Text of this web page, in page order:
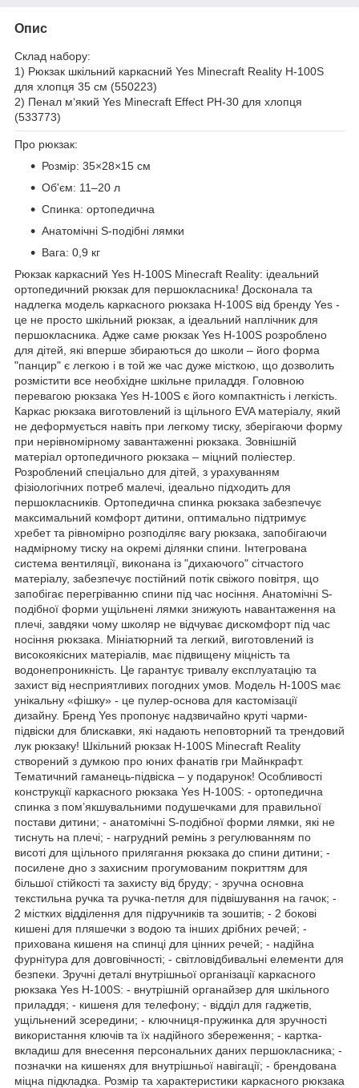
Опис
Склад набору:
1) Рюкзак шкільний каркасний Yes Minecraft Reality H-100S
для хлопця 35 см (550223)
2) Пенал м‘який Yes Minecraft Effect PH-30 для хлопця
(533773)
Про рюкзак:
Розмір: 35×28×15 см
Об'єм: 11–20 л
Спинка: ортопедична
Анатомічні S-подібні лямки
Вага: 0,9 кг
Рюкзак каркасний Yes H-100S Minecraft Reality: ідеальний
ортопедичний рюкзак для першокласника! Досконала та
надлегка модель каркасного рюкзака H-100S від бренду Yes -
це не просто шкільний рюкзак, а ідеальний наплічник для
першокласника. Адже саме рюкзак Yes H-100S розроблено
для дітей, які вперше збираються до школи – його форма
"панцир" є легкою і в той же час дуже місткою, що дозволить
розмістити все необхідне шкільне приладдя. Головною
перевагою рюкзака Yes H-100S є його компактність і легкість.
Каркас рюкзака виготовлений із щільного EVA матеріалу, який
не деформується навіть при легкому тиску, зберігаючи форму
при нерівномірному завантаженні рюкзака. Зовнішній
матеріал ортопедичного рюкзака – міцний поліестер.
Розроблений спеціально для дітей, з урахуванням
фізіологічних потреб малечі, ідеально підходить для
першокласників. Ортопедична спинка рюкзака забезпечує
максимальний комфорт дитини, оптимально підтримує
хребет та рівномірно розподіляє вагу рюкзака, запобігаючи
надмірному тиску на окремі ділянки спини. Інтегрована
система вентиляції, виконана із "дихаючого" сітчастого
матеріалу, забезпечує постійний потік свіжого повітря, що
запобігає перегріванню спини під час носіння. Анатомічні S-
подібної форми ущільнені лямки знижують навантаження на
плечі, завдяки чому школяр не відчуває дискомфорт під час
носіння рюкзака. Мініатюрний та легкий, виготовлений із
високоякісних матеріалів, має підвищену міцність та
водонепроникність. Це гарантує тривалу експлуатацію та
захист від несприятливих погодних умов. Модель H-100S має
унікальну «фішку» - це пулер-основа для кастомізації
дизайну. Бренд Yes пропонує надзвичайно круті чарми-
підвіски для блискавки, які надають неповторний та трендовий
лук рюкзаку! Шкільний рюкзак H-100S Minecraft Reality
створений з думкою про юних фанатів гри Майнкрафт.
Тематичний гаманець-підвіска – у подарунок! Особливості
конструкції каркасного рюкзака Yes H-100S: - ортопедична
спинка з пом’якшувальними подушечками для правильної
постави дитини; - анатомічні S-подібної форми лямки, які не
тиснуть на плечі; - нагрудний ремінь з регулюванням по
висоті для щільного прилягання рюкзака до спини дитини; -
посилене дно з захисним прогумованим покриттям для
більшої стійкості та захисту від бруду; - зручна основна
текстильна ручка та ручка-петля для підвішування на гачок; -
2 містких відділення для підручників та зошитів; - 2 бокові
кишені для пляшечки з водою та інших дрібних речей; -
прихована кишеня на спинці для цінних речей; - надійна
фурнітура для довговічності; - світловідбивальні елементи для
безпеки. Зручні деталі внутрішньої організації каркасного
рюкзака Yes H-100S: - внутрішній органайзер для шкільного
приладдя; - кишеня для телефону; - відділ для гаджетів,
ущільнений зсередини; - ключниця-пружинка для зручності
використання ключів та їх надійного збереження; - картка-
вкладиш для внесення персональних даних першокласника; -
позначки на кишенях для внутрішньої навігації; - брендована
міцна підкладка. Розмір та характеристики каркасного рюкзака